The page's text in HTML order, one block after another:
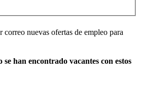
nuevas ofertas de empleo para
han encontrado vacantes con estos